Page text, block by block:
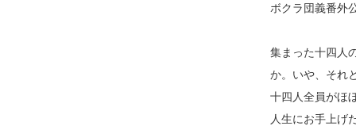
ボクラ団義番外
集まった十四人
か。いや、それ
十四人全員がほ
人生にお手上げ